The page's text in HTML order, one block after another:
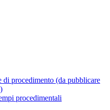
di procedimento (da pubblicare
procedimentali